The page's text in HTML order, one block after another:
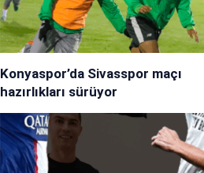
Konyaspor’da Sivasspor maçı
hazırlıkları sürüyor